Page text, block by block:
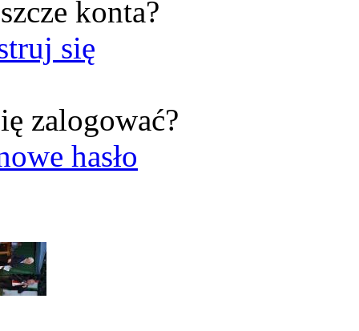
konta?
się
zalogować?
hasło